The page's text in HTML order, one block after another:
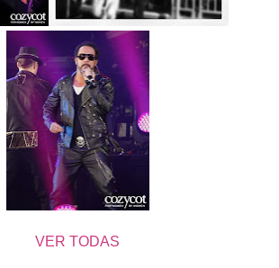
VER TODAS